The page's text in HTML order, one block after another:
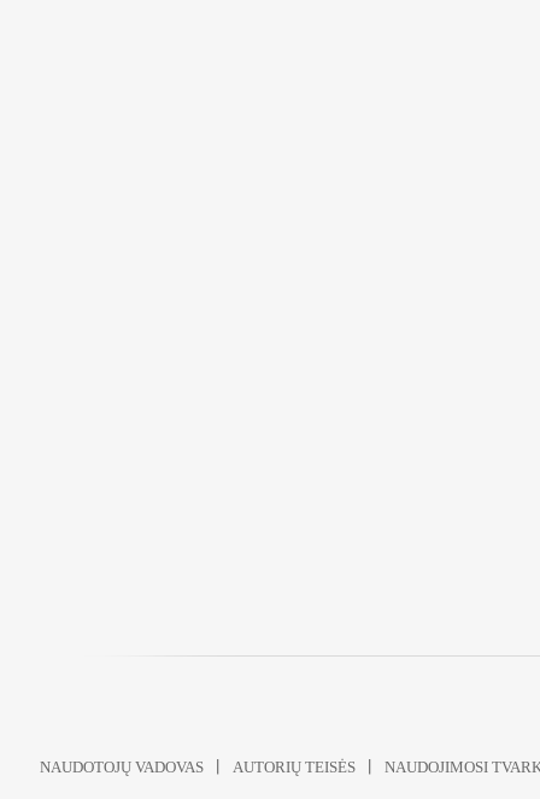
NAUDOTOJŲ VADOVAS AUTORIŲ TEISĖS NAUDOJIMOSI